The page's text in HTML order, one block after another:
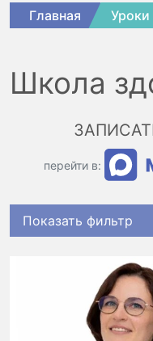
Главная Уроки
Школа
перейти в:
Показать фильтр